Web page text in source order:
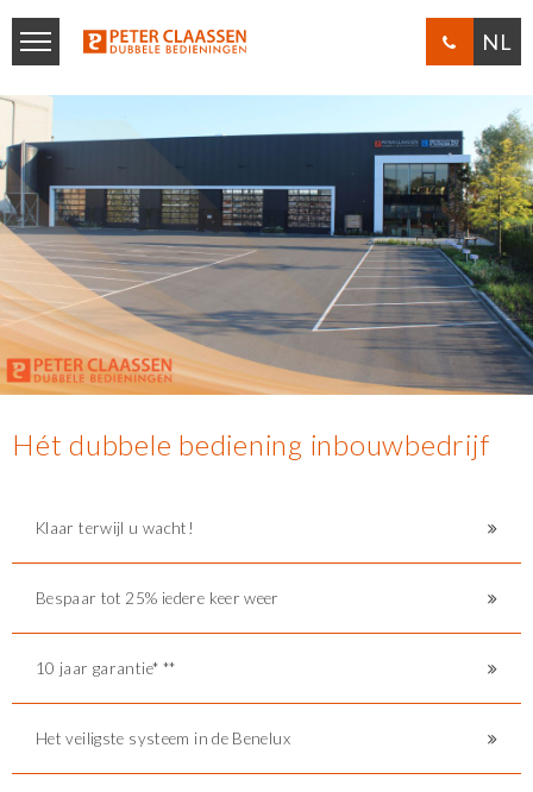
NL
Hét dubbele bediening inbouwbedrijf
Klaar terwijl u wacht!
Bespaar tot 25% iedere keer weer
10 jaar garantie* **
Het veiligste systeem in de Benelux